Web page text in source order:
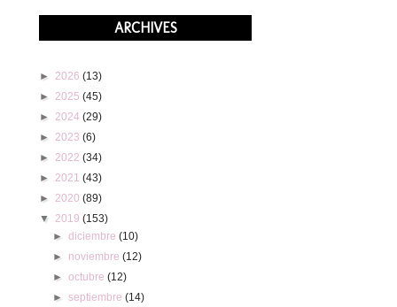
ARCHIVES
►2026(13)
►2025(45)
►2024(29)
►2023(6)
►2022(34)
►2021(43)
►2020(89)
▼2019(153)
► diciembre (10)
► noviembre (12)
► octubre (12)
► septiembre (14)